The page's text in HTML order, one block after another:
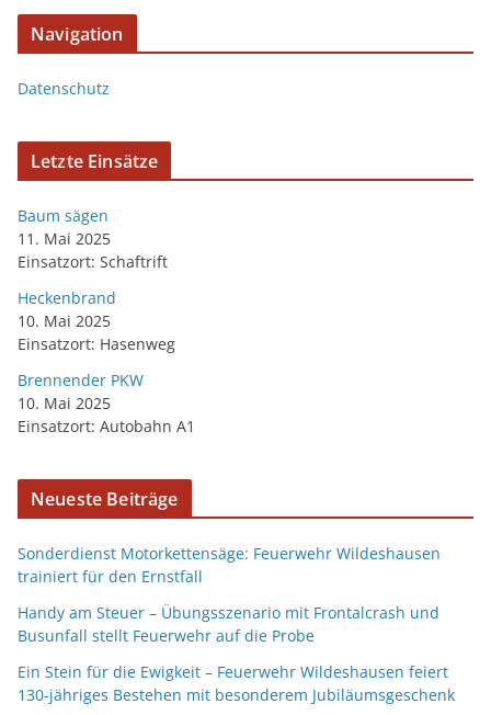
Navigation
Datenschutz
Letzte Einsätze
Baum sägen
11. Mai 2025
Einsatzort: Schaftrift
Heckenbrand
10. Mai 2025
Einsatzort: Hasenweg
Brennender PKW
10. Mai 2025
Einsatzort: Autobahn A1
Neueste Beiträge
Sonderdienst Motorkettensäge: Feuerwehr Wildeshausen
trainiert für den Ernstfall
Handy am Steuer – Übungsszenario mit Frontalcrash und
Busunfall stellt Feuerwehr auf die Probe
Ein Stein für die Ewigkeit – Feuerwehr Wildeshausen feiert
130-jähriges Bestehen mit besonderem Jubiläumsgeschenk